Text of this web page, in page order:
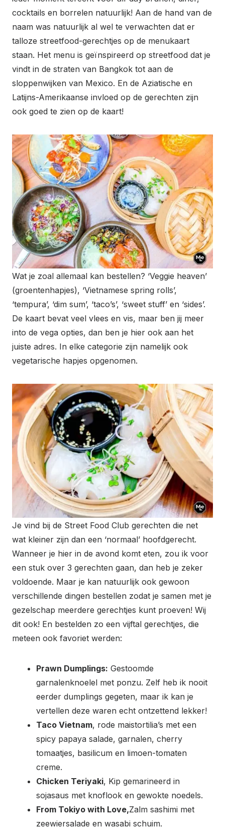
cocktails en borrelen natuurlijk! Aan de hand van de
naam was natuurlijk al wel te verwachten dat er
talloze streetfood-gerechtjes op de menukaart
staan. Het menu is geïnspireerd op streetfood dat je
vindt in de straten van Bangkok tot aan de
sloppenwijken van Mexico. En de Aziatische en
Latijns-Amerikaanse invloed op de gerechten zijn
ook goed te zien op de kaart!
Wat je zoal allemaal kan bestellen? ‘Veggie heaven’
(groentenhapjes), ‘Vietnamese spring rolls’,
‘tempura’, ‘dim sum’, ‘taco’s’, ‘sweet stuff’ en ‘sides’.
De kaart bevat veel vlees en vis, maar ben jij meer
into de vega opties, dan ben je hier ook aan het
juiste adres. In elke categorie zijn namelijk ook
vegetarische hapjes opgenomen.
Je vind bij de Street Food Club gerechten die net
wat kleiner zijn dan een ‘normaal’ hoofdgerecht.
Wanneer je hier in de avond komt eten, zou ik voor
een stuk over 3 gerechten gaan, dan heb je zeker
voldoende. Maar je kan natuurlijk ook gewoon
verschillende dingen bestellen zodat je samen met je
gezelschap meerdere gerechtjes kunt proeven! Wij
dit ook! En bestelden zo een vijftal gerechtjes, die
meteen ook favoriet werden:
Prawn Dumplings: Gestoomde
garnalenknoelel met ponzu. Zelf heb ik nooit
eerder dumplings gegeten, maar ik kan je
vertellen deze waren echt ontzettend lekker!
Taco Vietnam, rode maistortilia’s met een
spicy papaya salade, garnalen, cherry
tomaatjes, basilicum en limoen-tomaten
creme.
Chicken Teriyaki, Kip gemarineerd in
sojasaus met knoflook en gewokte noedels.
From Tokiyo with Love,Zalm sashimi met
zeewiersalade en wasabi schuim.